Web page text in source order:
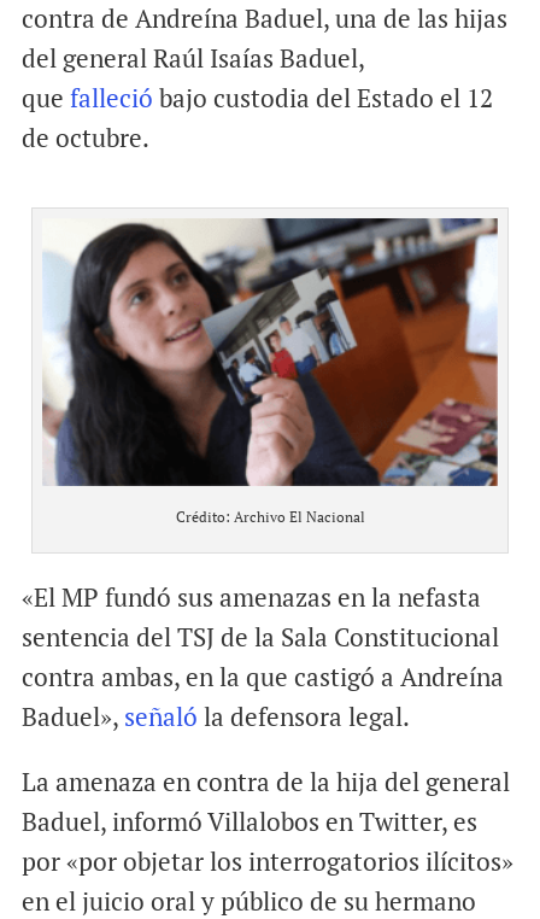
contra de Andreína Baduel, una de las hijas
del general Raúl Isaías Baduel,
que falleció bajo custodia del Estado el 12
de octubre.
Crédito: Archivo El Nacional
«El MP fundó sus amenazas en la nefasta
sentencia del TSJ de la Sala Constitucional
contra ambas, en la que castigó a Andreína
Baduel», señaló la defensora legal.
La amenaza en contra de la hija del general
Baduel, informó Villalobos en Twitter, es
por «por objetar los interrogatorios ilícitos»
en el juicio oral y público de su hermano